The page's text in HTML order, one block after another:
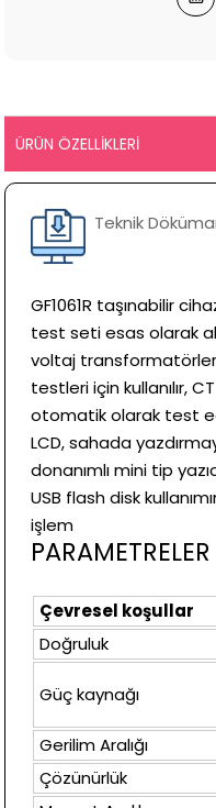
ÜRÜN ÖZELLIKLERI
Teknik
GF1061R taşınabilir
test seti esas olarak
voltaj
testleri için kullanılır,
otomatik olarak test
LCD, sahada
donanımlı mini tip
USB flash disk
işlem
PARAMETRELER
Çevresel koşullar
Doğruluk
Güç kaynağı
Gerilim Aralığı
Çözünürlük